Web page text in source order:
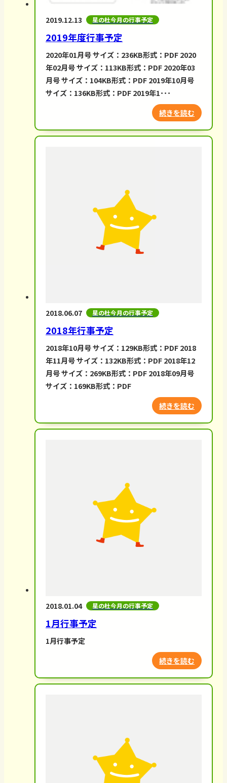
2019.12.13 星の杜今月の行事予定
2019年度行事予定
2020年01月号 サイズ：236KB形式：PDF 2020
年02月号 サイズ：113KB形式：PDF 2020年03
月号 サイズ：104KB形式：PDF 2019年10月号
サイズ：136KB形式：PDF 2019年1･･･
続きを読む
2018.06.07 星の杜今月の行事予定
2018年行事予定
2018年10月号 サイズ：129KB形式：PDF 2018
年11月号 サイズ：132KB形式：PDF 2018年12
月号 サイズ：269KB形式：PDF 2018年09月号
サイズ：169KB形式：PDF
続きを読む
2018.01.04 星の杜今月の行事予定
1月行事予定
1月行事予定
続きを読む